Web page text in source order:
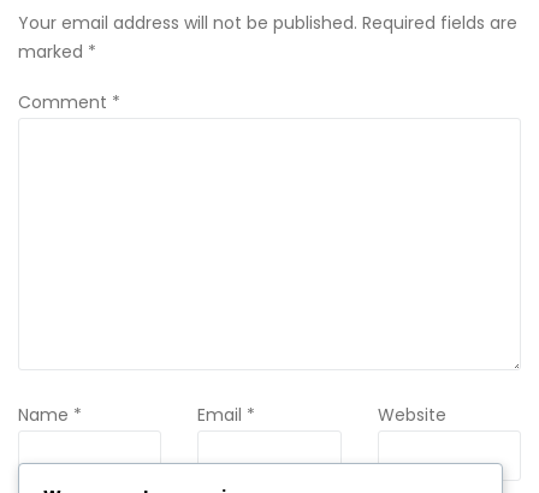
Your email address will not be published. Required fields are
marked *
Comment *
Name * Email * Website